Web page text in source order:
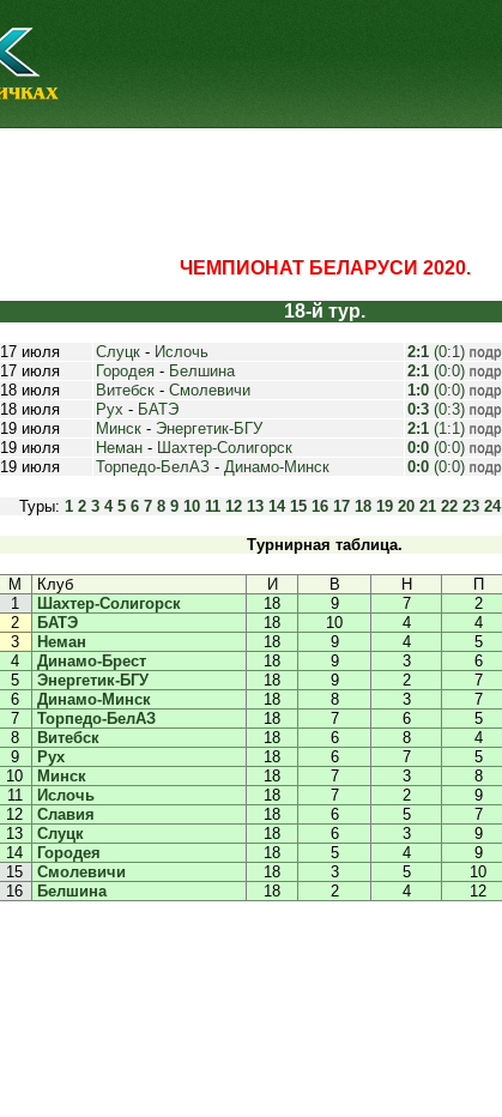
ЧЕМПИОНАТ БЕЛАРУСИ 2020.
18-й тур.
17 июля Слуцк - Ислочь 2:1 (0:1)
17 июля
Городея - Белшина 2:1 (0:0)
18 июля
Витебск - Смолевичи 1:0 (0:0)
18 июля
Рух - БАТЭ 0:3 (0:3)
19 июля
Минск - Энергетик-БГУ 2:1 (1:1)
19 июля
Неман - Шахтер-Солигорск 0:0 (0:0)
19 июля
Торпедо-БелАЗ - Динамо-Минск 0:0 (0:0)
Туры: 1 2 3 4 5 6 7 8 9 10 11 12 13 14 15 16 17 18 19 20 21 22 23 24
Турнирная таблица.
М Клуб И В Н П
1
Шахтер-Солигорск 18 9 7 2
2
БАТЭ 18 10 4 4
3
Неман 18 9 4 5
4
Динамо-Брест 18 9 3 6
5
Энергетик-БГУ 18 9 2 7
6
Динамо-Минск 18 8 3 7
7
Торпедо-БелАЗ 18 7 6 5
8
Витебск 18 6 8 4
9
Рух 18 6 7 5
10
Минск 18 7 3 8
11
Ислочь 18 7 2 9
12
Славия 18 6 5 7
13
Слуцк 18 6 3 9
14
Городея 18 5 4 9
15
Смолевичи 18 3 5 10
16
Белшина 18 2 4 12